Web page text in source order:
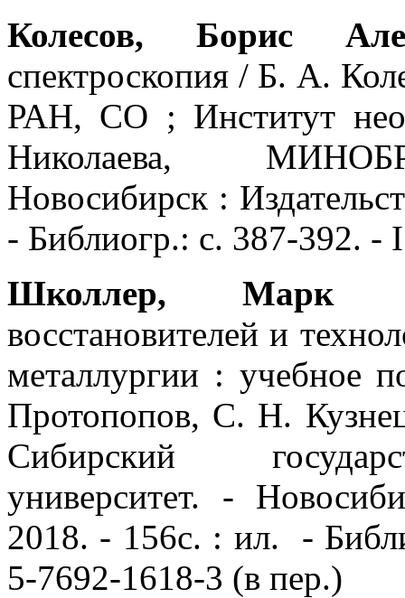
Колесов, Борис
спектроскопия / Б. А.
РАН, СО ; Институт
Николаева,
Новосибирск :
- Библиогр.: с. 387-392. -
Школлер, Марк
восстановителей и
металлургии :
Протопопов, С. Н.
Сибирский
университет. -
2018. - 156с. : ил. -
5-7692-1618-3 (в пер.)